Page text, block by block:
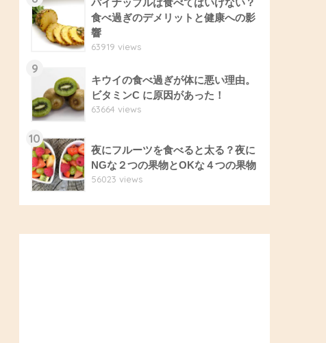
パイナップルは食べてはいけない？
食べ過ぎのデメリットと健康への影
響
63919 views
9
キウイの食べ過ぎが体に悪い理由。
ビタミンC に原因があった！
63664 views
10
夜にフルーツを食べると太る？夜に
NGな２つの果物とOKな４つの果物
56023 views